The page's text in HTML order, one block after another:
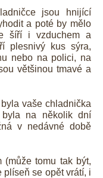
jsou hnijící
a poté by mělo
šíří i vzduchem a
plesnivý kus sýra,
nebo na polici, na
většinou tmavé a
vaše chladnička
na několik dní
v nedávné době
(může tomu tak být,
se opět vrátí, i